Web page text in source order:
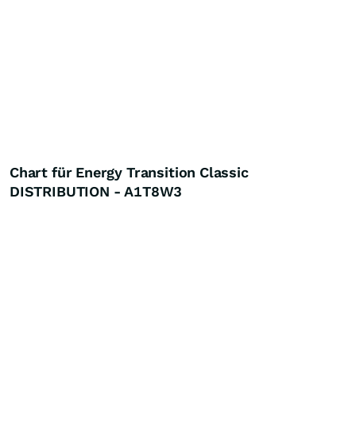
Chart für Energy Transition Classic
DISTRIBUTION - A1T8W3